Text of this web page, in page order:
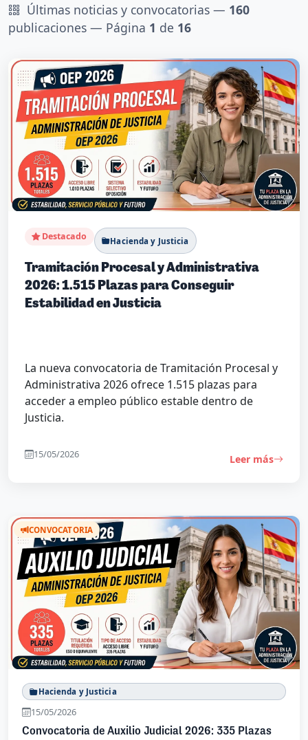
Últimas noticias y convocatorias — 160
publicaciones — Página 1 de 16
Destacado Hacienda y Justicia
Tramitación Procesal y Administrativa
2026: 1.515 Plazas para Conseguir
Estabilidad en Justicia
La nueva convocatoria de Tramitación Procesal y
Administrativa 2026 ofrece 1.515 plazas para
acceder a empleo público estable dentro de
Justicia.
15/05/2026 Leer más
CONVOCATORIA
Hacienda y Justicia
15/05/2026
Convocatoria de Auxilio Judicial 2026: 335 Plazas